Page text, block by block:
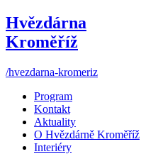
Hvězdárna
Kroměříž
/hvezdarna-kromeriz
Program
Kontakt
Aktuality
O Hvězdárně Kroměříž
Interiéry